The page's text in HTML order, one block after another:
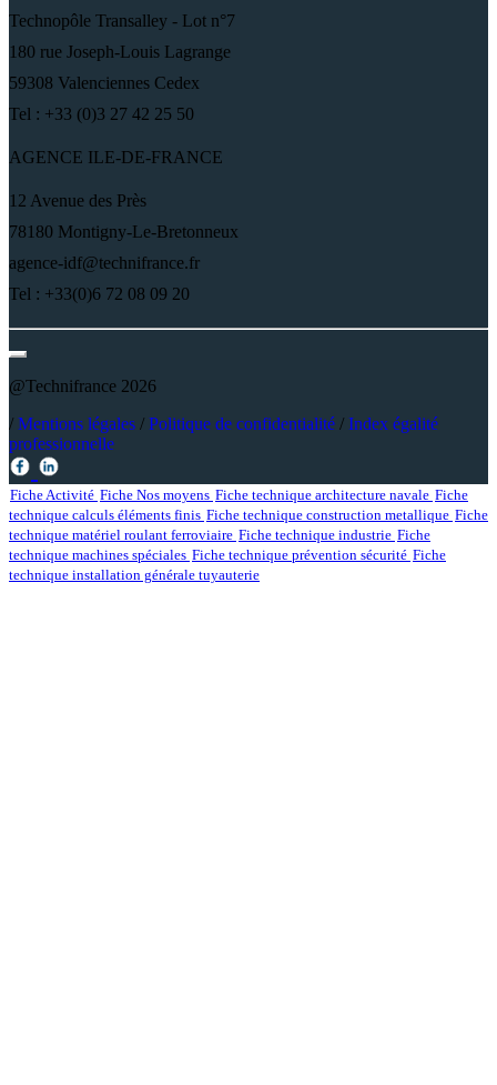
Technopôle Transalley - Lot n°7
180 rue Joseph-Louis Lagrange
59308 Valenciennes Cedex
Tel : +33 (0)3 27 42 25 50
AGENCE ILE-DE-FRANCE
12 Avenue des Près
78180 Montigny-Le-Bretonneux
agence-idf@technifrance.fr
Tel : +33(0)6 72 08 09 20
@Technifrance 2026
/ Mentions légales / Politique de confidentialité / Index égalité
professionnelle
Fiche Activité Fiche Nos moyens Fiche technique architecture navale Fiche
technique calculs éléments finis Fiche technique construction metallique Fiche
technique matériel roulant ferroviaire Fiche technique industrie Fiche
technique machines spéciales Fiche technique prévention sécurité Fiche
technique installation générale tuyauterie